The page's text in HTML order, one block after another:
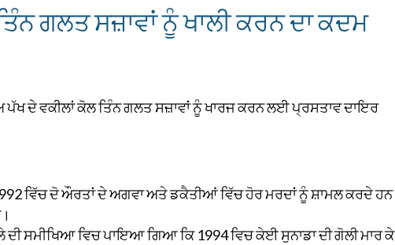
ਗਲਤ ਸਜ਼ਾਵਾਂ ਨੂੰ ਖਾਲੀ ਕਰਨ ਦਾ ਕਦਮ
ਦੇ ਵਕੀਲਾਂ ਕੋਲ ਤਿੰਨ ਗਲਤ ਸਜ਼ਾਵਾਂ ਨੂੰ ਖਾਰਜ ਕਰਨ ਲਈ ਪ੍ਰਸਤਾਵ ਦਾਇਰ
ਵਿੱਚ ਦੋ ਔਰਤਾਂ ਦੇ ਅਗਵਾ ਅਤੇ ਡਕੈਤੀਆਂ ਵਿੱਚ ਹੋਰ ਮਰਦਾਂ ਨੂੰ ਸ਼ਾਮਲ ਕਰਦੇ ਹਨ
ਸਮੀਖਿਆ ਵਿਚ ਪਾਇਆ ਗਿਆ ਕਿ 1994 ਵਿਚ ਕੇਈ ਸੁਨਾਡਾ ਦੀ ਗੋਲੀ ਮਾਰ ਕੇ